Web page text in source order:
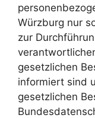
Würzburg nur
zur
gesetzlichen
informiert sind
gesetzlichen